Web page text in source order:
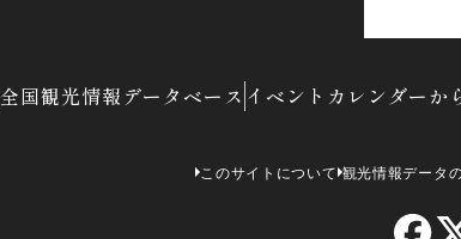
全国観光情報データベース イベントカレンダーか
このサイトについて 観光情報データ